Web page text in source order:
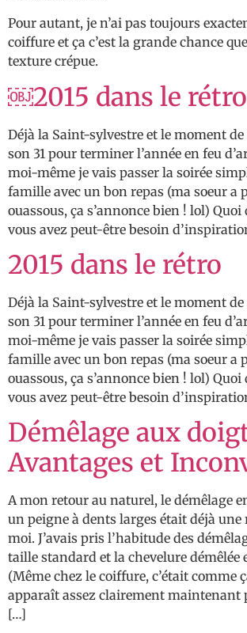
Pour autant, je n’ai pas toujours
coiffure et ça c’est la grande chance
texture crépue.
￼2015 dans le rétro
Déjà la Saint-sylvestre et le moment
son 31 pour terminer l’année en feu
moi-même je vais passer la soirée
famille avec un bon repas (ma soeur a
ouassous, ça s’annonce bien ! lol) Quoi
vous avez peut-être besoin
2015 dans le rétro
Déjà la Saint-sylvestre et le moment
son 31 pour terminer l’année en feu
moi-même je vais passer la soirée
famille avec un bon repas (ma soeur a
ouassous, ça s’annonce bien ! lol) Quoi
vous avez peut-être besoin
Démêlage aux
Avantages et
A mon retour au naturel, le démêlage
un peigne à dents larges était déjà
moi. J’avais pris l’habitude des
taille standard et la chevelure démêlée
(Même chez le coiffure, c’était comme
apparaît assez clairement maintenant
[…]